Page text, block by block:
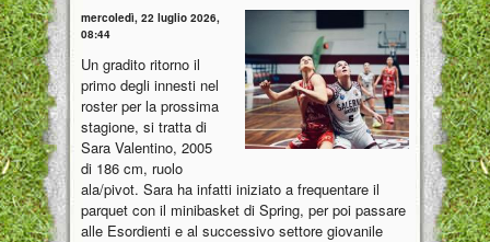
mercoledì, 22 luglio 2026,
08:44
Un gradito ritorno il
primo degli innesti nel
roster per la prossima
stagione, si tratta di
Sara Valentino, 2005
di 186 cm, ruolo
ala/pivot. Sara ha infatti iniziato a frequentare il
parquet con il minibasket di Spring, per poi passare
alle Esordienti e al successivo settore giovanile